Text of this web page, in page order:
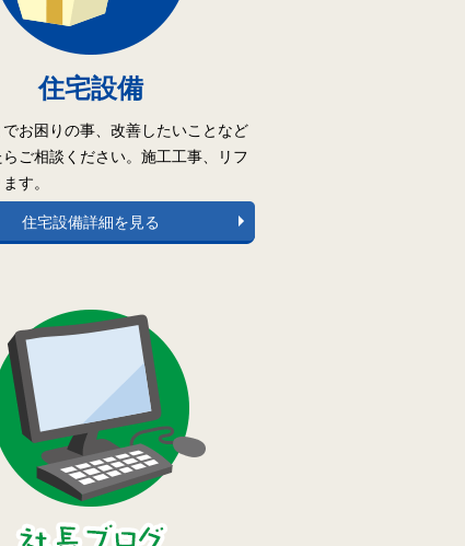
住宅設備
お困りの事、改善したいことなど
ご相談ください。施工工事、リフ
す。
住宅設備詳細を見る